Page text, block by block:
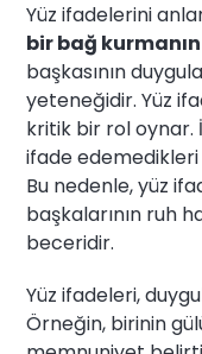
Yüz ifadelerini
bir bağ kurmanın
başkasının
yeteneğidir. Yüz
kritik bir rol oynar.
ifade
Bu nedenle, yüz
başkalarının ruh
beceridir.
Yüz ifadeleri,
Örneğin, birinin